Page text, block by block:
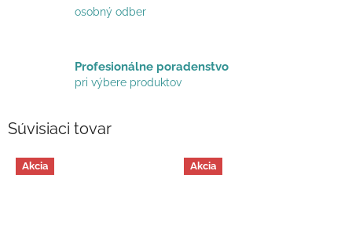
osobný odber
Profesionálne poradenstvo
pri výbere produktov
Súvisiaci tovar
Akcia Akcia